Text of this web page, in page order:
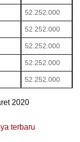
52.252.000
52.252.000
52.252.000
52.252.000
52.252.000
2020
terbaru